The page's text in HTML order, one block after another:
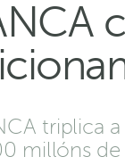
triplica
millóns